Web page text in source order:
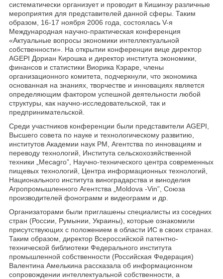
систематически организует и проводит в Кишинэу различные
мероприятия для представителей данной сферы. Таким
образом, 16-17 ноября 2006 года, состоялась V-я
Международная научно-практическая конференция
«Актуальные вопросы экономики интеллектуальной
собственности». На открытии конференции вице директор
AGEPI Дориан Кирошка и директор института экономики,
финансов и статистики Виорика Кэраре, члены
организационного комитета, подчеркнули, что экономика
основанная на знаниях, творчестве и инновациях является
определяющим фактором успешной деятельности любой
структуры, как научно-исследовательской, так и
предпринимательской.
Среди участников конференции были представители AGEPI,
Высшего совета по науке и технологическому развитию,
институтов Академии наук РМ, Агентства по инновациям и
переводу технологий, Института сельскохозяйственной
техники „Mecagro”, Научно-технического центра современных
пищевых технологий, Центра информационных технологий,
Национального института виноградарства и виноделия
Агропромышленного Агентства „Moldova -Vin”, Союза
производителей фонограмм и видеограмм и др.
Организаторами были приглашены специалисты из соседних
стран (России, Румынии, Украины), которые ознакомили
присутствующих с положением в области ИС в своих странах.
Таким образом, директор Всероссийской патентно-
технической библиотеки Федерального института
промышленной собственности (Российская Федерация)
Валентина Амелькина рассказала об информационном
сопровождении интеллектуальной собственности, а